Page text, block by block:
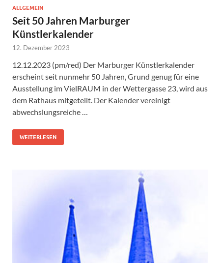
ALLGEMEIN
Seit 50 Jahren Marburger
Künstlerkalender
12. Dezember 2023
12.12.2023 (pm/red) Der Marburger Künstlerkalender
erscheint seit nunmehr 50 Jahren, Grund genug für eine
Ausstellung im VielRAUM in der Wettergasse 23, wird aus
dem Rathaus mitgeteilt. Der Kalender vereinigt
abwechslungsreiche …
WEITERLESEN